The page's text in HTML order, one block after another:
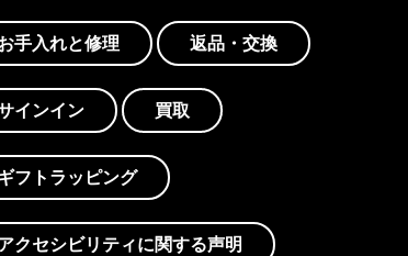
手入れと修理 返品・交換
インイン 買取
フトラッピング
クセシビリティに関する声明